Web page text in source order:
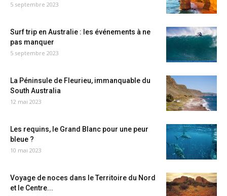
5 septembre 2023
Surf trip en Australie : les événements à ne
pas manquer
5 septembre 2023
La Péninsule de Fleurieu, immanquable du
South Australia
12 mai 2023
Les requins, le Grand Blanc pour une peur
bleue ?
10 mai 2023
Voyage de noces dans le Territoire du Nord
et le Centre...